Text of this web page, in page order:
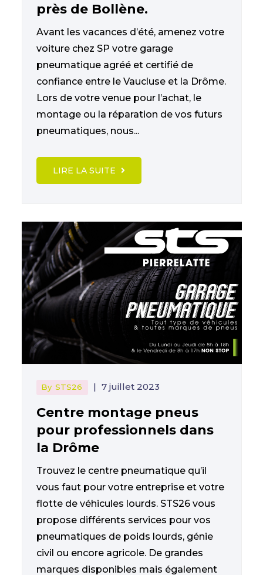
près de Bollène.
Avant les vacances d’été, amenez votre
voiture chez SP votre garage
pneumatique agréé et certifié de
confiance entre le Vaucluse et la Drôme.
Lors de votre venue pour l’achat, le
montage ou la réparation de vos futurs
pneumatiques, nous...
LIRE LA SUITE
By STS26 | 7 juillet 2023
Centre montage pneus
pour professionnels dans
la Drôme
Trouvez le centre pneumatique qu’il
vous faut pour votre entreprise et votre
flotte de véhicules lourds. STS26 vous
propose différents services pour vos
pneumatiques de poids lourds, génie
civil ou encore agricole. De grandes
marques disponibles mais également